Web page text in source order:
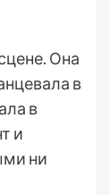
Она
в
в
и
ни